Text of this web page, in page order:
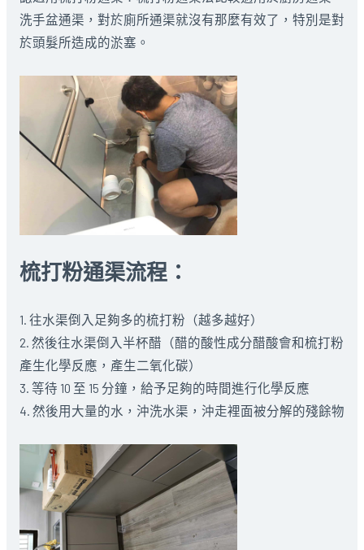
洗手盆通渠，對於廁所通渠就沒有那麼有效了，特別是對
於頭髮所造成的淤塞。
梳打粉通渠流程：
1. 往水渠倒入足夠多的梳打粉（越多越好）
2. 然後往水渠倒入半杯醋（醋的酸性成分醋酸會和梳打粉
產生化學反應，產生二氧化碳）
3. 等待 10 至 15 分鐘，給予足夠的時間進行化學反應
4. 然後用大量的水，沖洗水渠，沖走裡面被分解的殘餘物